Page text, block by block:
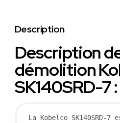
Description
Description
démolition
SK140SRD-7 :
La Kobelco SK140SRD-